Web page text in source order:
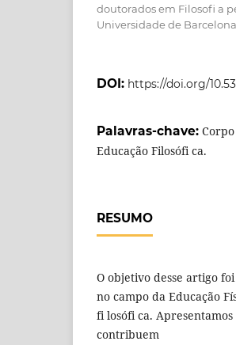
doutorados em Filosofi a
Universidade de
DOI: https://doi.org/
Palavras-chave:
Educação Filosófi ca.
RESUMO
O objetivo desse artigo
no campo da Educação
fi losófi ca.
contribuem